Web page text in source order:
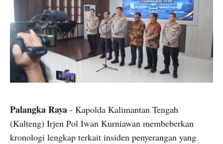
Palangka Raya - Kapolda Kalimantan Tengah
(Kalteng) Irjen Pol Iwan Kurniawan membeberkan
kronologi lengkap terkait insiden penyerangan yang